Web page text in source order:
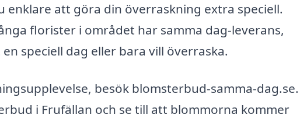
att göra din överraskning extra speciell.
florister i området har samma dag-leverans,
speciell dag eller bara vill överraska.
besök blomsterbud-samma-dag.se.
i Frufällan och se till att blommorna kommer